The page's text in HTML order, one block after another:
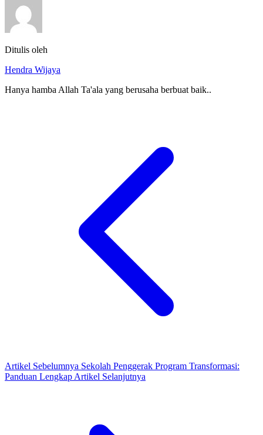
Ditulis oleh
Hendra Wijaya
Hanya hamba Allah Ta'ala yang berusaha berbuat baik..
Artikel Sebelumnya Sekolah Penggerak Program Transformasi:
Panduan Lengkap Artikel Selanjutnya